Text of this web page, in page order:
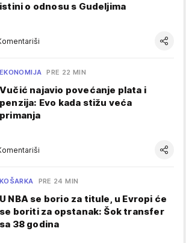
istini o odnosu s Gudeljima
EKONOMIJA PRE 22 MIN
Vučić najavio povećanje plata i
penzija: Evo kada stižu veća
primanja
KOŠARKA PRE 24 MIN
U NBA se borio za titule, u Evropi će
se boriti za opstanak: Šok transfer
sa 38 godina